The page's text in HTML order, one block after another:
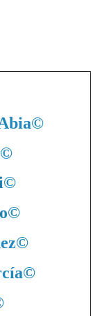
©
©
©
©
©
©